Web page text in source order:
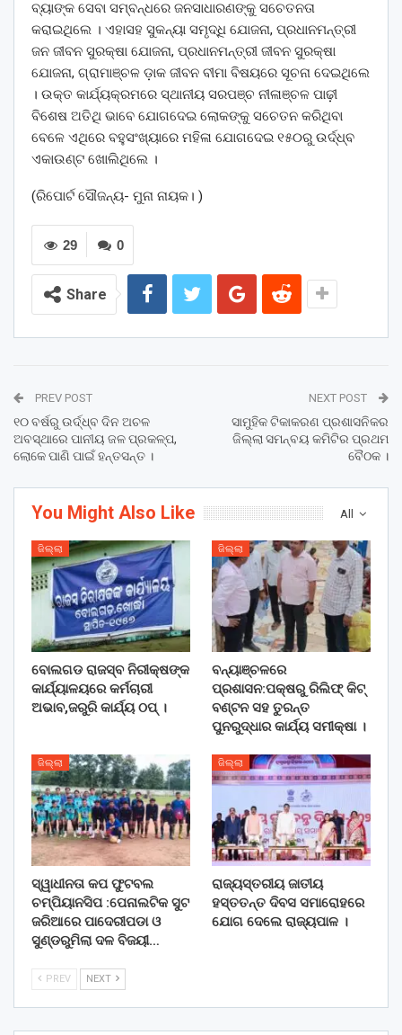
ବ୍ୟାଙ୍କ ସେବା ସମ୍ବନ୍ଧରେ ଜନସାଧାରଣଙ୍କୁ ସଚେତନତା
କରାଇଥିଲେ । ଏହାସହ ସୁକନ୍ୟା ସମୃଦ୍ଧି ଯୋଜନା, ପ୍ରଧାନମନ୍ତ୍ରୀ
ଜନ ଜୀବନ ସୁରକ୍ଷା ଯୋଜନା, ପ୍ରଧାନମନ୍ତ୍ରୀ ଜୀବନ ସୁରକ୍ଷା
ଯୋଜନା, ଗ୍ରାମାଞ୍ଚଳ ଡ଼ାକ ଜୀବନ ବୀମା ବିଷୟରେ ସୂଚନା ଦେଇଥିଲେ
। ଉକ୍ତ କାର୍ଯ୍ୟକ୍ରମରେ ସ୍ଥାନୀୟ ସରପଞ୍ଚ ନୀଳାଞ୍ଚଳ ପାଢ଼ୀ
ବିଶେଷ ଅତିଥି ଭାବେ ଯୋଗଦେଇ ଲୋକଙ୍କୁ ସଚେତନ କରିଥିବା
ବେଳେ ଏଥିରେ ବହୁସଂଖ୍ୟାରେ ମହିଳା ଯୋଗଦେଇ ୧୫୦ରୁ ଉର୍ଦ୍ଧ୍ବ
ଏକାଉଣ୍ଟ ଖୋଲିଥିଲେ ।
(ରିପୋର୍ଟ ସୌଜନ୍ୟ- ମୁନା ନାୟକ। )
0
29
Share
PREV POST
୧୦ ବର୍ଷରୁ ଉର୍ଦ୍ଧ୍ବ ଦିନ ଅଚଳ
ଅବସ୍ଥାରେ ପାନୀୟ ଜଳ ପ୍ରକଳ୍ପ,
ଲୋକେ ପାଣି ପାଇଁ ହନ୍ତସନ୍ତ ।
NEXT POST
ସାମୁହିକ ଟିକାକରଣ ପ୍ରଶାସନିକର
ଜିଲ୍ଲା ସମନ୍ବୟ କମିଟିର ପ୍ରଥମ
ବୈଠକ ।
All
You Might Also Like
ଜିଲ୍ଲା
ବୋଲଗଡ ରାଜସ୍ବ ନିରୀକ୍ଷଙ୍କ
କାର୍ଯ୍ୟାଳୟରେ କର୍ମଚାରୀ
ଅଭାବ,ଜରୁରି କାର୍ଯ୍ୟ ଠପ୍ ।
ଜିଲ୍ଲା
ବନ୍ୟାଞ୍ଚଳରେ
ପ୍ରଶାସନ:ପକ୍ଷରୁ ରିଲିଫ୍ କିଟ୍
ବଣ୍ଟନ ସହ ତୁରନ୍ତ
ପୁନରୁଦ୍ଧାର କାର୍ଯ୍ୟ ସମୀକ୍ଷା ।
ଜିଲ୍ଲା
ସ୍ୱାଧୀନତା କପ ଫୁଟବଲ
ଚମ୍ପିୟାନସିପ :ପେନାଲଟିକ ସୁଟ
ଜରିଆରେ ପାଦେରୀପଡା ଓ
ସୁଣ୍ଡରୁମିଲା ଦଳ ବିଜୟୀ…
ଜିଲ୍ଲା
ରାଜ୍ୟସ୍ତରୀୟ ଜାତୀୟ
ହସ୍ତତନ୍ତ ଦିବସ ସମାରୋହରେ
ଯୋଗ ଦେଲେ ରାଜ୍ୟପାଳ ।
PREV NEXT